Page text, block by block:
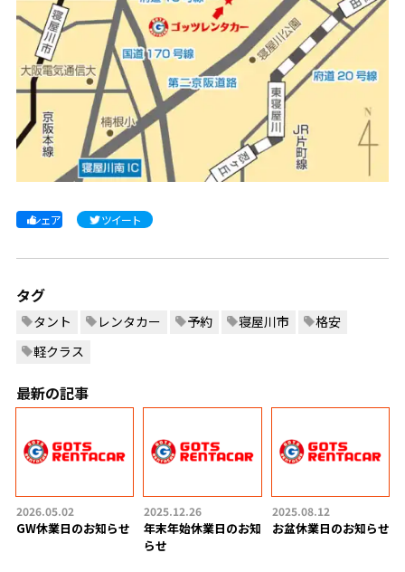
シェア ツイート
タグ
タント レンタカー 予約 寝屋川市
格安
軽クラス
最新の記事
2026.05.02
GW休業日のお知らせ
2025.12.26
年末年始休業日のお知
らせ
2025.08.12
お盆休業日のお知らせ